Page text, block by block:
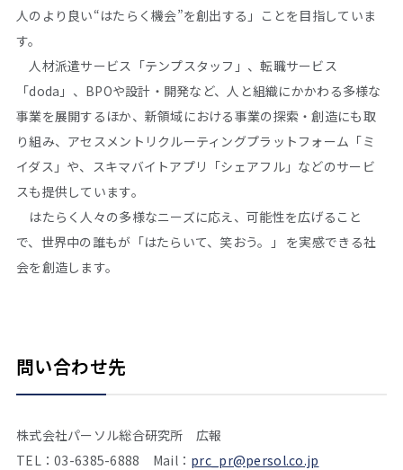
人のより良い“はたらく機会”を創出する」ことを目指していま
す。
人材派遣サービス「テンプスタッフ」、転職サービス
「doda」、BPOや設計・開発など、人と組織にかかわる多様な
事業を展開するほか、新領域における事業の探索・創造にも取
り組み、アセスメントリクルーティングプラットフォーム「ミ
イダス」や、スキマバイトアプリ「シェアフル」などのサービ
スも提供しています。
はたらく人々の多様なニーズに応え、可能性を広げること
で、世界中の誰もが「はたらいて、笑おう。」 を実感できる社
会を創造します。
問い合わせ先
株式会社パーソル総合研究所 広報
TEL：03-6385-6888 Mail： prc_pr@persol.co.jp